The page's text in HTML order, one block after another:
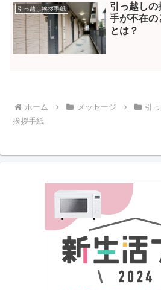
引っ越し挨拶手紙
引っ越しの
手が不在の
とは？
ホーム メッセージ 引
挨拶手紙